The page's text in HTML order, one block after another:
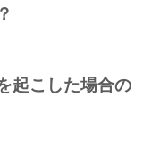
起こした場合の